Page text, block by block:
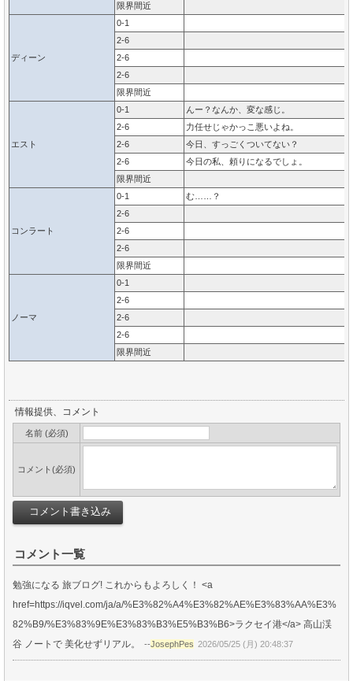
限界間近
ディーン
0-1
2-6
2-6
2-6
限界間近
エスト
0-1
んー？なんか、変な感じ。
2-6
力任せじゃかっこ悪いよね。
2-6
今日、すっごくついてない？
2-6
今日の私、頼りになるでしょ。
限界間近
コンラート
0-1
む……？
2-6
2-6
2-6
限界間近
ノーマ
0-1
2-6
2-6
2-6
限界間近
情報提供、コメント
名前 (必須)
コメント(必須)
コメント一覧
勉強になる 旅ブログ! これからもよろしく！ <a
href=https://iqvel.com/ja/a/%E3%82%A4%E3%82%AE%E3%83%AA%E3%
82%B9/%E3%83%9E%E3%83%B3%E5%B3%B6>ラクセイ港</a> 高山渓
谷 ノートで 美化せずリアル。
--JosephPes 2026/05/25 (月) 20:48:37